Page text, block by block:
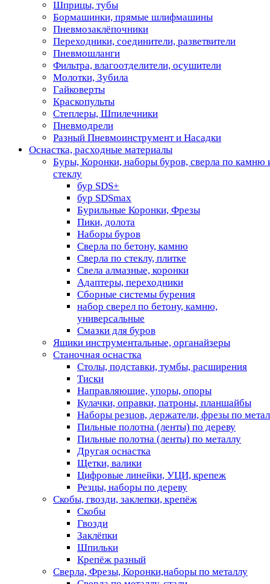
Шприцы, тубы
Бормашинки, прямые шлифмашины
Пневмозаклёпочники
Переходники, соединители, разветвители
Пневмошланги
Фильтра, влагоотделители, осушители
Молотки, Зубила
Гайковерты
Краскопульты
Степлеры, Шпилечники
Пневмодрели
Разный Пневмоинструмент и Насадки
Оснастка, расходные материалы
Буры, Коронки, наборы буров, сверла по камню
стеклу
бур SDS+
бур SDSmax
Бурильные Коронки, Фрезы
Пики, долота
Наборы буров
Сверла по бетону, камню
Сверла по стеклу, плитке
Свела алмазные, коронки
Адаптеры, переходники
Сборные системы бурения
набор сверел по бетону, камню,
универсальные
Смазки для буров
Ящики инструментальные, органайзеры
Станочная оснастка
Столы, подставки, тумбы, расширения
Тиски
Направляющие, упоры, опоры
Кулачки, оправки, патроны, планшайбы
Наборы резцов, держатели, фрезы по
Пильные полотна (ленты) по дереву
Пильные полотна (ленты) по металлу
Другая оснастка
Щетки, валики
Цифровые линейки, УЦИ, крепеж
Резцы, наборы по дереву
Скобы, гвозди, заклепки, крепёж
Скобы
Гвозди
Заклёпки
Шпильки
Крепёж разный
Сверла, Фрезы, Коронки,наборы по металлу